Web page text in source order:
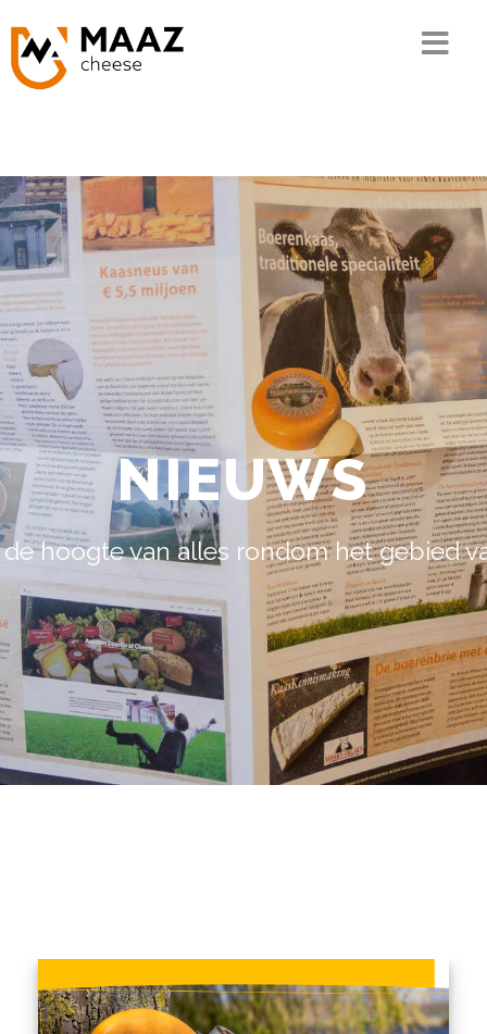
Onze kennis
De keten
Ons assortiment
Kwaliteit en MVO
Contact
Bestellen
NIEUWS
hoogte van alles rondom het gebied